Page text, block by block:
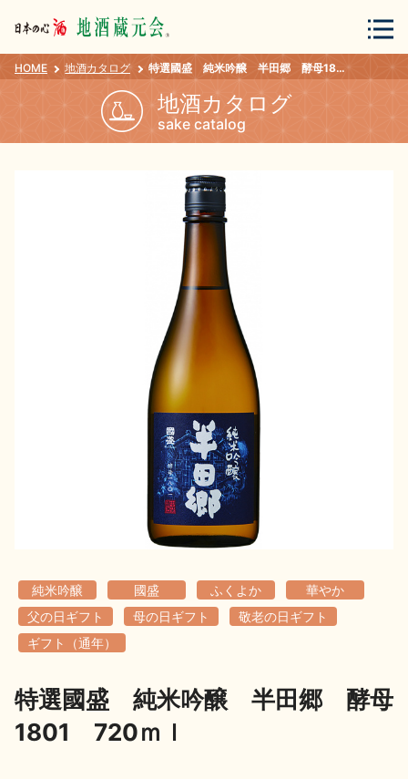
会員登録 ログイン
地酒カタログ
地酒解体新書
お楽しみコンテンツ
歳時記 地酒蔵元会検定
HOME 地酒カタログ 特選國盛 純米吟醸 半田郷 酵母1801 720ｍｌ
地酒カタログ
sake catalog
純米吟醸 國盛 ふくよか
華やか
父の日ギフト
母の日ギフト
敬老の日ギフト
ギフト（通年）
特選國盛 純米吟醸 半田郷 酵母
1801 720ｍｌ